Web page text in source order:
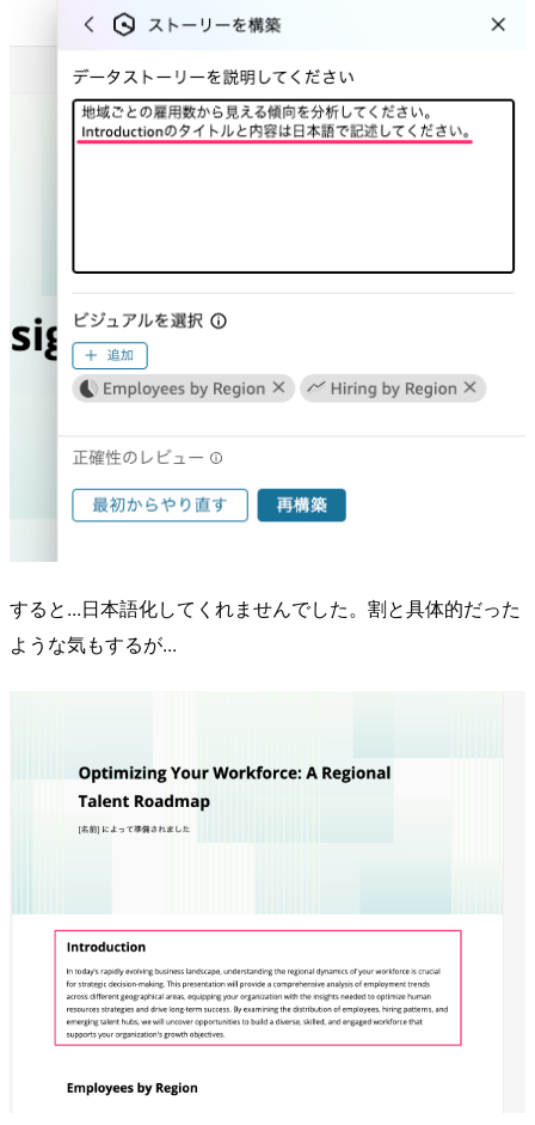
すると...日本語化してくれませんでした。割と具体的だった
ような気もするが...